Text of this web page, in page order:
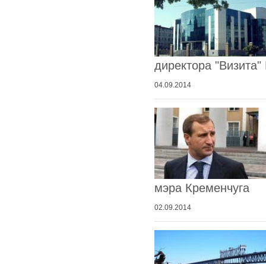
директора
04.09.2014
мэра Кременчуга
02.09.2014